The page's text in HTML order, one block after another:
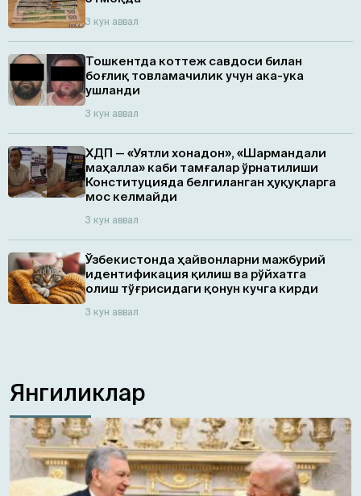
3 кун аввал
Тошкентда коттеж савдоси билан
боғлиқ товламачилик учун ака-ука
ушланди
3 кун аввал
ХДП — «Уятли хонадон», «Шармандали
маҳалла» каби тамғалар ўрнатилиши
Конституцияда белгиланган ҳуқуқларга
мос келмайди
3 кун аввал
Ўзбекистонда ҳайвонларни мажбурий
идентификация қилиш ва рўйхатга
олиш тўғрисидаги қонун кучга кирди
3 кун аввал
Янгиликлар